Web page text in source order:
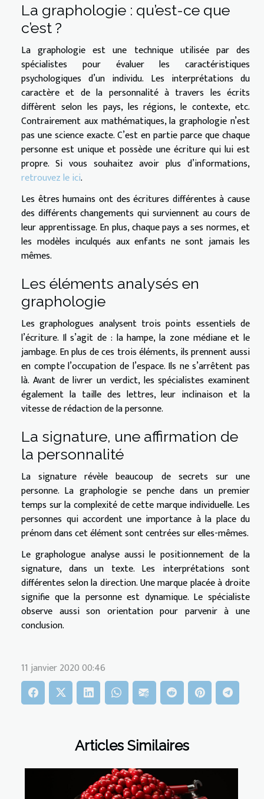
Articles Similaires
La graphologie : qu’est-ce que
c’est ?
La graphologie est une technique utilisée par des
spécialistes pour évaluer les caractéristiques
psychologiques d’un individu. Les interprétations du
caractère et de la personnalité à travers les écrits
diffèrent selon les pays, les régions, le contexte, etc.
Contrairement aux mathématiques, la graphologie n’est
pas une science exacte. C’est en partie parce que chaque
personne est unique et possède une écriture qui lui est
propre. Si vous souhaitez avoir plus d’informations,
retrouvez le ici.
Les êtres humains ont des écritures différentes à cause
des différents changements qui surviennent au cours de
leur apprentissage. En plus, chaque pays a ses normes, et
les modèles inculqués aux enfants ne sont jamais les
mêmes.
Les éléments analysés en
graphologie
Les graphologues analysent trois points essentiels de
l’écriture. Il s’agit de : la hampe, la zone médiane et le
jambage. En plus de ces trois éléments, ils prennent aussi
en compte l’occupation de l’espace. Ils ne s’arrêtent pas
là. Avant de livrer un verdict, les spécialistes examinent
également la taille des lettres, leur inclinaison et la
vitesse de rédaction de la personne.
La signature, une affirmation de
la personnalité
La signature révèle beaucoup de secrets sur une
personne. La graphologie se penche dans un premier
temps sur la complexité de cette marque individuelle. Les
personnes qui accordent une importance à la place du
prénom dans cet élément sont centrées sur elles-mêmes.
Le graphologue analyse aussi le positionnement de la
signature, dans un texte. Les interprétations sont
différentes selon la direction. Une marque placée à droite
signifie que la personne est dynamique. Le spécialiste
observe aussi son orientation pour parvenir à une
conclusion.
11 janvier 2020 00:46